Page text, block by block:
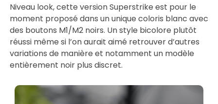
Niveau look, cette version Superstrike est pour le
moment proposé dans un unique coloris blanc avec
des boutons M1/M2 noirs. Un style bicolore plutôt
réussi même si l’on aurait aimé retrouver d’autres
variations de manière et notamment un modèle
entièrement noir plus discret.